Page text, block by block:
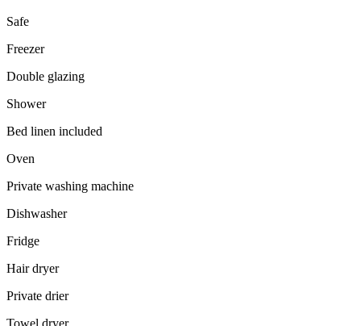
Safe
Freezer
Double glazing
Shower
Bed linen included
Oven
Private washing machine
Dishwasher
Fridge
Hair dryer
Private drier